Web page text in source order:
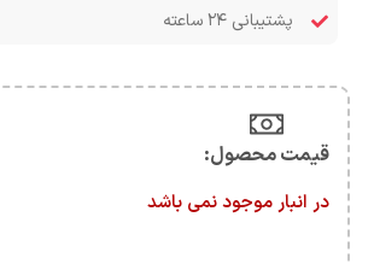
پشتیبانی ۲۴ ساعته
قیمت محصول:​
در انبار موجود نمی باشد